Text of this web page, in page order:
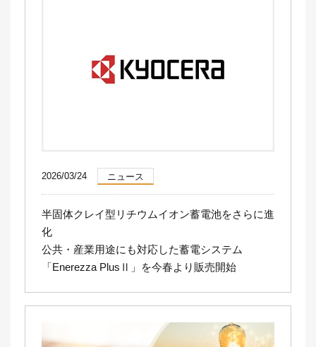
2026/03/24 ニュース
半固体クレイ型リチウムイオン蓄電池をさらに進
化
公共・産業用途にも対応した蓄電システム
「Enerezza PlusⅡ」を今春より販売開始